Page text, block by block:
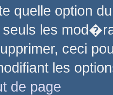
quelle option
les
ceci
les
de page